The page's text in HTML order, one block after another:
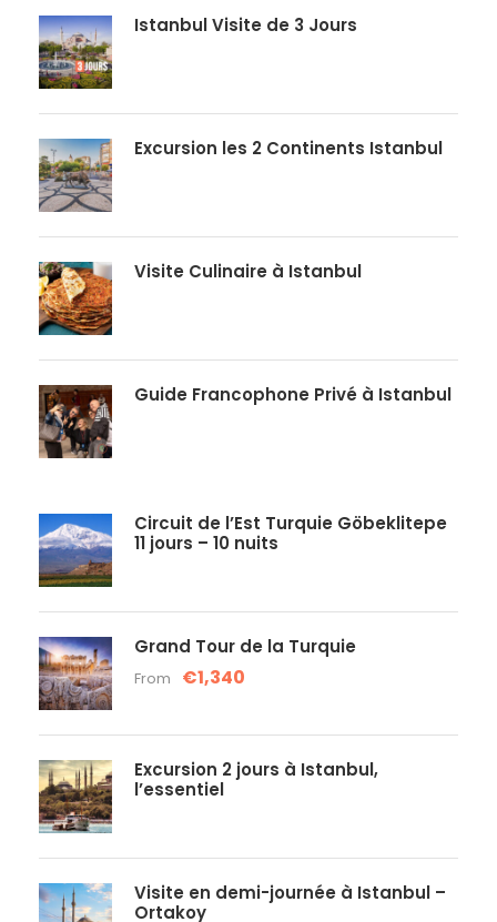
Istanbul Visite de 3 Jours
Excursion les 2 Continents Istanbul
Visite Culinaire à Istanbul
Guide Francophone Privé à Istanbul
Circuit de l’Est Turquie Göbeklitepe
11 jours – 10 nuits
Grand Tour de la Turquie
From €1,340
Excursion 2 jours à Istanbul,
l’essentiel
Visite en demi-journée à Istanbul –
Ortakoy